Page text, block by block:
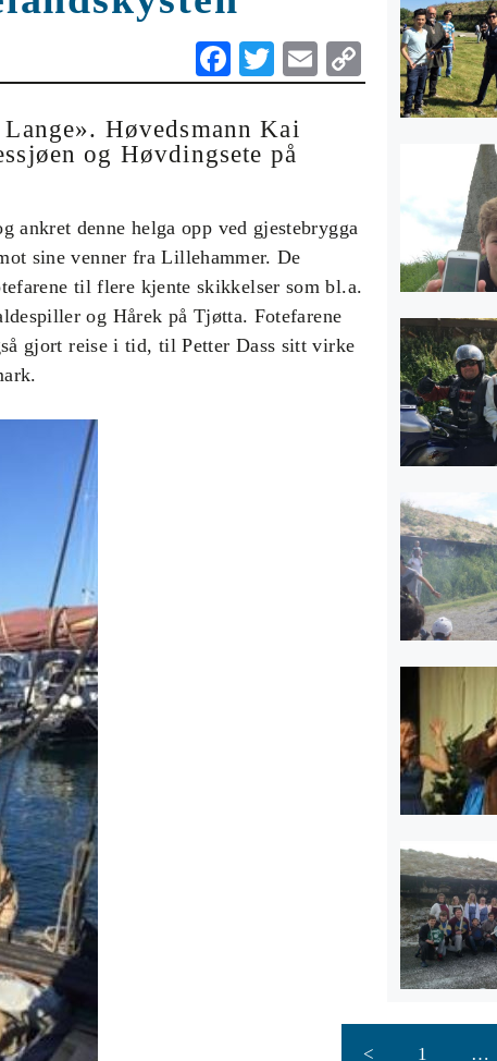
Fa
ce
bo
ok
T
wi
tte
E
m op
Høvedsmann Kai
og Høvdingsete på
ankret denne helga opp ved gjestebrygga
sine venner fra Lillehammer. De
til flere kjente skikkelser som bl.a.
og Hårek på Tjøtta. Fotefarene
gjort reise i tid, til Petter Dass sitt virke
< 1 …